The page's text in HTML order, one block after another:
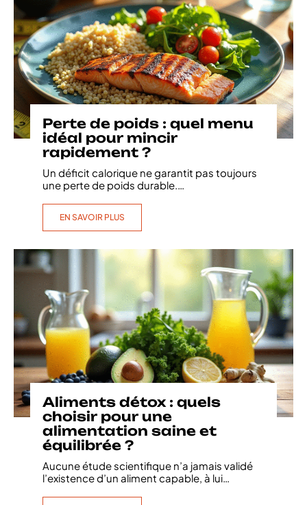
Perte de poids : quel menu
idéal pour mincir
rapidement ?
Un déficit calorique ne garantit pas toujours
une perte de poids durable.…
EN SAVOIR PLUS
Aliments détox : quels
choisir pour une
alimentation saine et
équilibrée ?
Aucune étude scientifique n’a jamais validé
l’existence d’un aliment capable, à lui…